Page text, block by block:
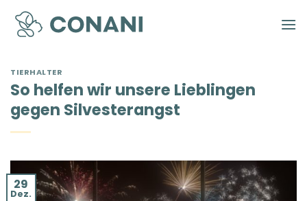
Zum
Inhalt
springen
TIERHALTER
So helfen wir unsere Lieblingen
gegen Silvesterangst
29
Dez.